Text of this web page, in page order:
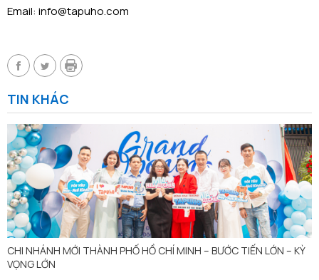
Email: info@tapuho.com
TIN KHÁC
CHI NHÁNH MỚI THÀNH PHỐ HỒ CHÍ MINH – BƯỚC TIẾN LỚN – KỲ
VỌNG LỚN